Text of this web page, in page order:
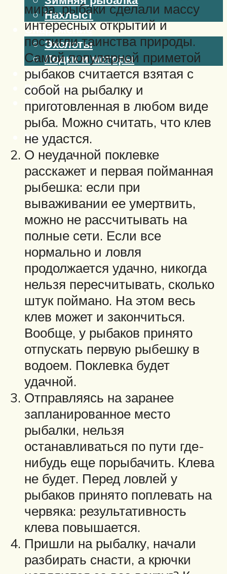
Нахлыст
Снаряжение
Эхолоты
Лодки и моторы
Узлы
Рецепты
Разное
Меню
мира, рыбаки сделали массу
интересных открытий и
постигли таинства природы.
Самой популярной приметой
рыбаков считается взятая с
собой на рыбалку и
приготовленная в любом виде
рыба. Можно считать, что клев
не удастся.
О неудачной поклевке
расскажет и первая пойманная
рыбешка: если при
вываживании ее умертвить,
можно не рассчитывать на
полные сети. Если все
нормально и ловля
продолжается удачно, никогда
нельзя пересчитывать, сколько
штук поймано. На этом весь
клев может и закончиться.
Вообще, у рыбаков принято
отпускать первую рыбешку в
водоем. Поклевка будет
удачной.
Отправляясь на заранее
запланированное место
рыбалки, нельзя
останавливаться по пути где-
нибудь еще порыбачить. Клева
не будет. Перед ловлей у
рыбаков принято поплевать на
червяка: результативность
клева повышается.
Пришли на рыбалку, начали
разбирать снасти, а крючки